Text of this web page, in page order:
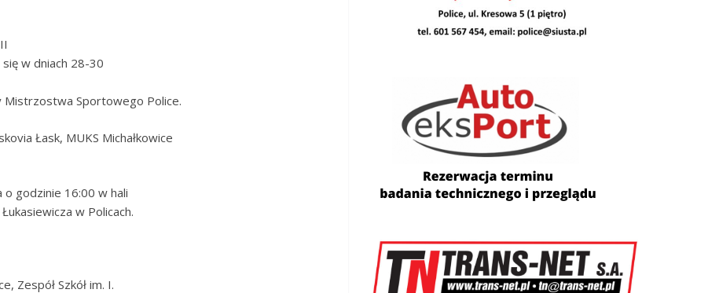
w dniach 28-30
Mistrzostwa Sportowego Police.
Łask, MUKS Michałkowice
godzinie 16:00 w hali
w Policach.
Zespół Szkół im. I.